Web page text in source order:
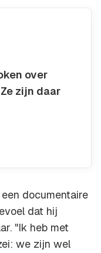
over
zijn daar
documentaire
dat hij
"Ik heb met
we zijn wel